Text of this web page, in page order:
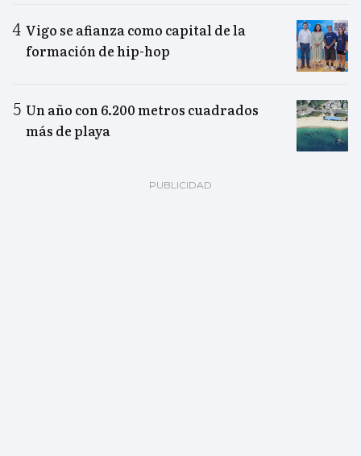
Vigo se afianza como capital de la
formación de hip-hop
Un año con 6.200 metros cuadrados
más de playa